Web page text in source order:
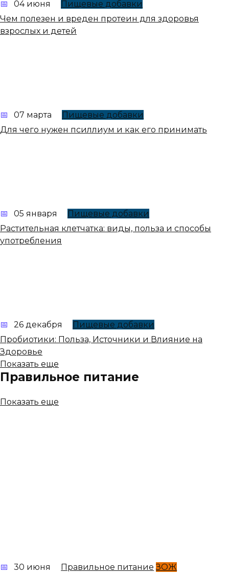
04 июня
Пищевые добавки
Чем полезен и вреден протеин для здоровья
взрослых и детей
07 марта
Пищевые добавки
Для чего нужен псиллиум и как его принимать
05 января
Пищевые добавки
Растительная клетчатка: виды, польза и способы
употребления
26 декабря
Пищевые добавки
Пробиотики: Польза, Источники и Влияние на
Здоровье
Показать еще
Правильное питание
Показать еще
30 июня Правильное питание ЗОЖ